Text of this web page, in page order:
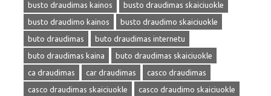
busto draudimas kainos
busto draudimas skaiciuokle
busto draudimo kainos
busto draudimo skaiciuokle
buto draudimas
buto draudimas internetu
buto draudimas kaina
buto draudimas skaiciuokle
ca draudimas
car draudimas
casco draudimas
casco draudimas skaiciuokle
casco draudimo skaiciuokle